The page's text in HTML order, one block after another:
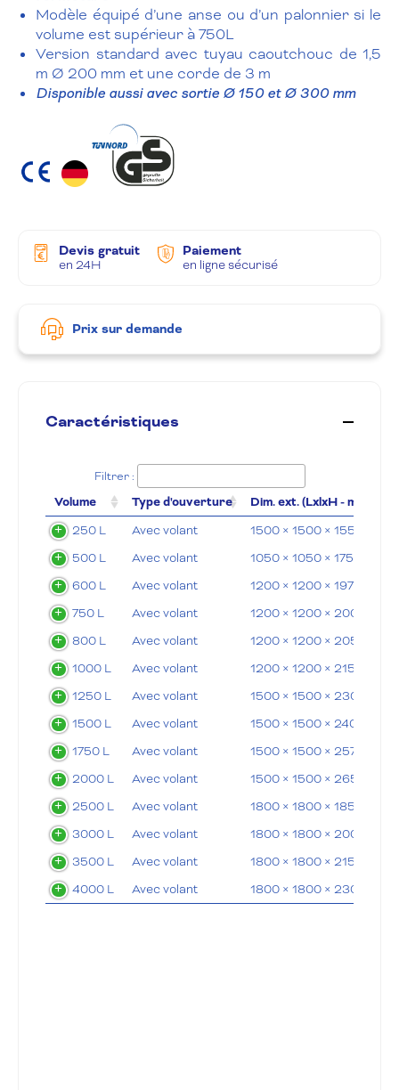
Modèle équipé d’une anse ou d’un palonnier si le
volume est supérieur à 750L
Version standard avec tuyau caoutchouc de 1,5
m Ø 200 mm et une corde de 3 m
Disponible aussi avec sortie Ø 150 et Ø 300 mm
Devis gratuit
en 24H
Paiement
en ligne sécurisé
Prix sur demande
Caractéristiques
Filtrer :
Volume Type d'ouverture Dim. ext. (LxlxH - mm)
250 L Avec volant
1500 × 1500 × 1550 mm
500 L
Avec volant
1050 × 1050 × 1750 mm
600 L
Avec volant
1200 × 1200 × 1970 mm
750 L
Avec volant
1200 × 1200 × 2000 mm
800 L
Avec volant
1200 × 1200 × 2050 mm
1000 L
Avec volant
1200 × 1200 × 2150 mm
1250 L
Avec volant
1500 × 1500 × 2300 mm
1500 L
Avec volant
1500 × 1500 × 2400 mm
1750 L
Avec volant
1500 × 1500 × 2575 mm
2000 L
Avec volant
1500 × 1500 × 2650 mm
2500 L
Avec volant
1800 × 1800 × 1850 mm
3000 L
Avec volant
1800 × 1800 × 2000 mm
3500 L
Avec volant
1800 × 1800 × 2150 mm
4000 L
Avec volant 1800 × 1800 × 2300 mm